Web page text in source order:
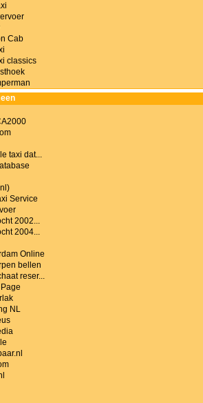
Cab
classics
taxi dat...
Service
2002...
2004...
Online
bellen
reser...
NL